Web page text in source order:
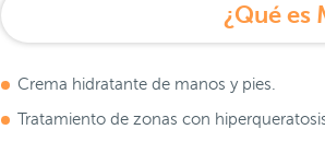
¿Qué es
Crema hidratante de manos y pies.
Tratamiento de zonas con